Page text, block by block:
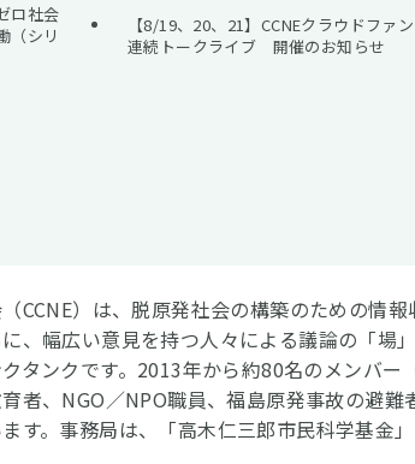
ロ社会
（シリ
【8/19、20、21】CCNEクラウドファ
連続トークライブ 開催のお知らせ
CCNE）は、脱原発社会の構築のための情
、幅広い意見を持つ人々による議論の「場
タンクです。2013年から約80名のメンバー
者、NGO／NPO職員、福島原発事故の避難
す。事務局は、「高木仁三郎市民科学基金」